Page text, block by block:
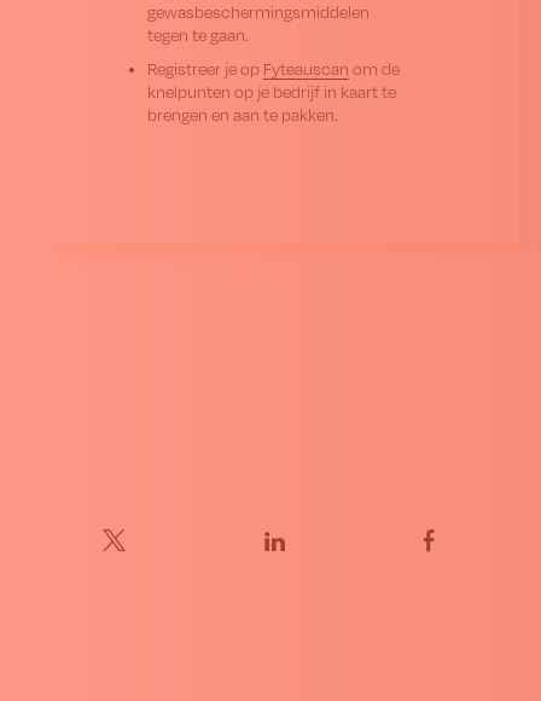
gewasbeschermingsmiddelen
tegen te gaan.
Registreer je op Fyteauscan om de
knelpunten op je bedrijf in kaart te
brengen en aan te pakken.